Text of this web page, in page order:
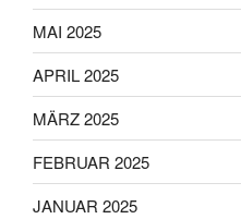
MAI 2025
APRIL 2025
MÄRZ 2025
FEBRUAR 2025
JANUAR 2025